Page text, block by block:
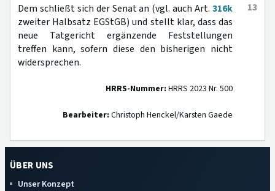
13
Dem schließt sich der Senat an (vgl. auch Art. 316k
zweiter Halbsatz EGStGB) und stellt klar, dass das
neue Tatgericht ergänzende Feststellungen
treffen kann, sofern diese den bisherigen nicht
widersprechen.
HRRS-Nummer: HRRS 2023 Nr. 500
Bearbeiter: Christoph Henckel/Karsten Gaede
ÜBER UNS
Unser Konzept